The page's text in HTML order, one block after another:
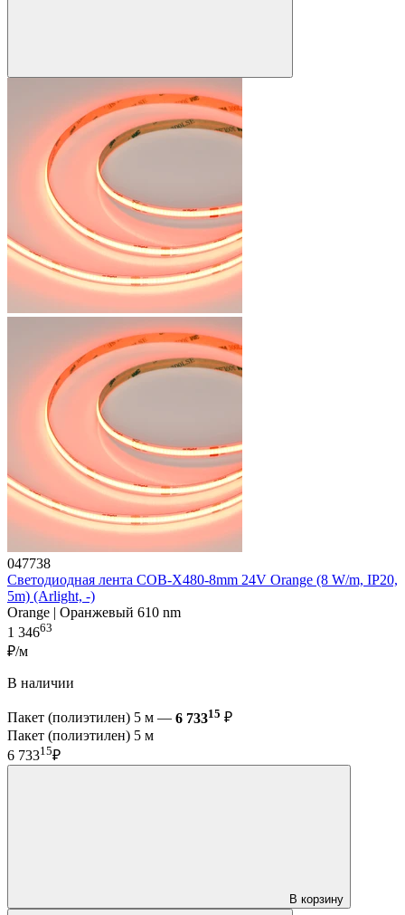
047738
Светодиодная лента COB-X480-8mm 24V Orange (8 W/m, IP20,
5m) (Arlight, -)
Orange | Оранжевый 610 nm
1 34663
₽/м
В наличии
Пакет (полиэтилен) 5 м — 6 73315 ₽
Пакет (полиэтилен) 5 м
6 73315₽
В корзину